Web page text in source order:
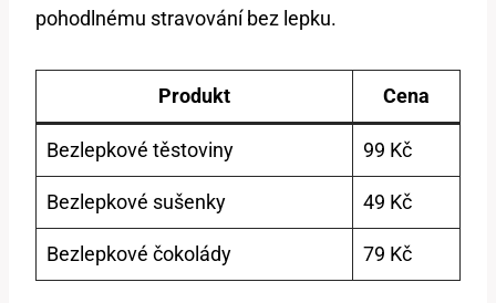
pohodlnému stravování bez lepku.
Produkt Cena
Bezlepkové těstoviny 99 Kč
Bezlepkové sušenky 49 Kč
Bezlepkové čokolády 79 Kč